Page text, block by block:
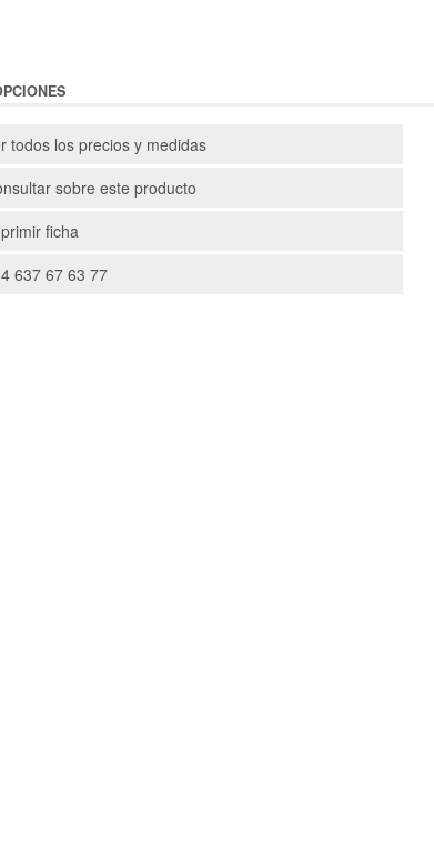
todos los precios y medidas
sobre este producto
ficha
637 67 63 77